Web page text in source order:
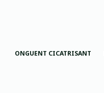
ONGUENT CICATRISANT